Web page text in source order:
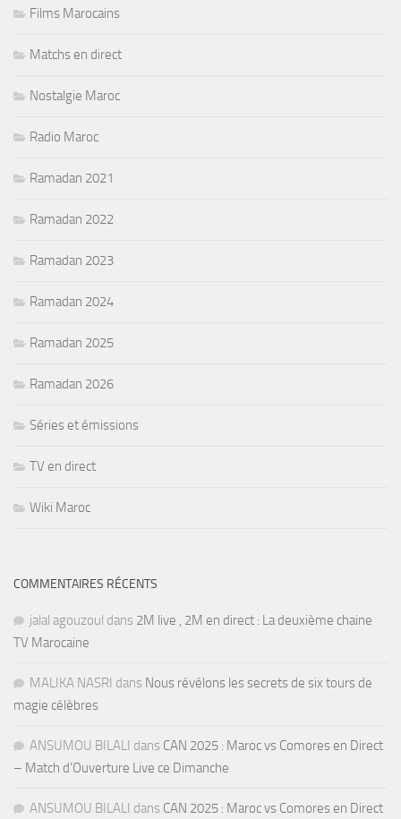
Films Marocains
Matchs en direct
Nostalgie Maroc
Radio Maroc
Ramadan 2021
Ramadan 2022
Ramadan 2023
Ramadan 2024
Ramadan 2025
Ramadan 2026
Séries et émissions
TV en direct
Wiki Maroc
COMMENTAIRES RÉCENTS
jalal agouzoul dans 2M live , 2M en direct : La deuxième chaine
TV Marocaine
MALIKA NASRI dans Nous révélons les secrets de six tours de
magie célèbres
ANSUMOU BILALI dans CAN 2025 : Maroc vs Comores en Direct
– Match d’Ouverture Live ce Dimanche
ANSUMOU BILALI dans CAN 2025 : Maroc vs Comores en Direct